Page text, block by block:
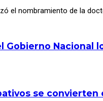
el nombramiento de la
Gobierno Nacional
se convierten